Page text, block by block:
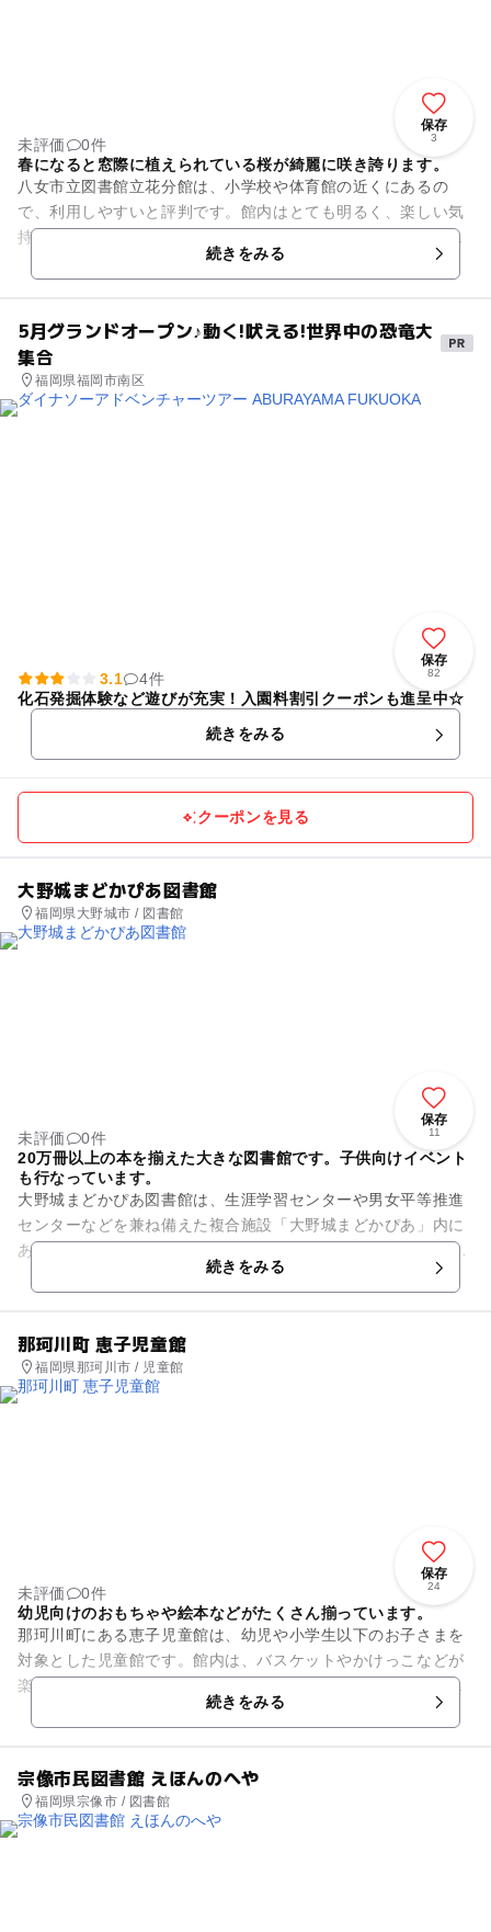
保存
3
未評価
0件
春になると窓際に植えられている桜が綺麗に咲き誇ります。
八女市立図書館立花分館は、小学校や体育館の近くにあるの
で、利用しやすいと評判です。館内はとても明るく、楽しい気
持ちにさせてくれます。また、絵本がたくさん集められた絵本
コーナーを設けており、すぐに...
続きをみる
5月グランドオープン♪動く!吠える!世界中の恐竜大
集合
福岡県福岡市南区
保存
82
3.1
4件
化石発掘体験など遊びが充実！入園料割引クーポンも進呈中☆
続きをみる
クーポンを見る
大野城まどかぴあ図書館
福岡県大野城市 / 図書館
保存
11
未評価
0件
20万冊以上の本を揃えた大きな図書館です。子供向けイベント
も行なっています。
大野城まどかぴあ図書館は、生涯学習センターや男女平等推進
センターなどを兼ね備えた複合施設「大野城まどかぴあ」内に
あります。一般書や児童書など20万冊以上の本を揃えており、
利用者が大変多い図書館で...続きをみる
那珂川町 恵子児童館
福岡県那珂川市 / 児童館
保存
24
未評価
0件
幼児向けのおもちゃや絵本などがたくさん揃っています。
那珂川町にある恵子児童館は、幼児や小学生以下のお子さまを
対象とした児童館です。館内は、バスケットやかけっこなどが
楽しめる遊戯室、宿題・飲食ができる学習室、絵本・積み木・
すべり台などがある図書室で...続きをみる
宗像市民図書館 えほんのへや
福岡県宗像市 / 図書館